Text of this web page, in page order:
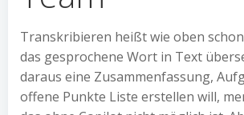
Transkribieren heißt wie oben
das gesprochene Wort in Text
daraus eine Zusammenfassung,
offene Punkte Liste erstellen will,